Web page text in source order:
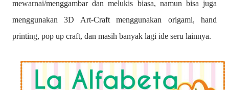
mewarnai/menggambar dan melukis biasa, namun bisa juga
menggunakan 3D Art-Craft menggunakan origami, hand
printing, pop up craft, dan masih banyak lagi ide seru lainnya.